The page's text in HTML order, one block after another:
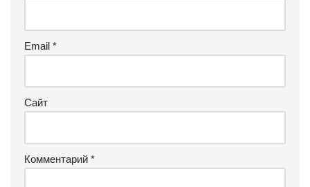
Email *
Сайт
Комментарий *